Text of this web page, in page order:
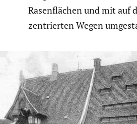
Rasen­flä­chen und mit auf
zentrierten Wegen